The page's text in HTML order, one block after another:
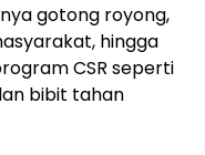
gotong royong,
hingga
CSR seperti
bibit tahan